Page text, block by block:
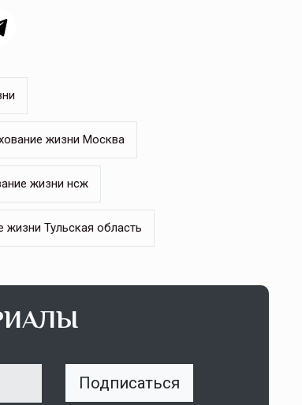
жизни Москва
жизни нсж
жизни Тульская область
Подписаться